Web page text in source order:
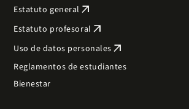
Estatuto general arrow_outward
Estatuto profesoral arrow_outward
Uso de datos personales arrow_outward
Reglamentos de estudiantes
Bienestar